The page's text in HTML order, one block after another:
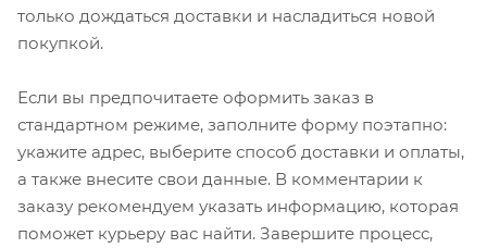
только дождаться доставки и насладиться новой
покупкой.
Если вы предпочитаете оформить заказ в
стандартном режиме, заполните форму поэтапно:
укажите адрес, выберите способ доставки и оплаты,
а также внесите свои данные. В комментарии к
заказу рекомендуем указать информацию, которая
поможет курьеру вас найти. Завершите процесс,